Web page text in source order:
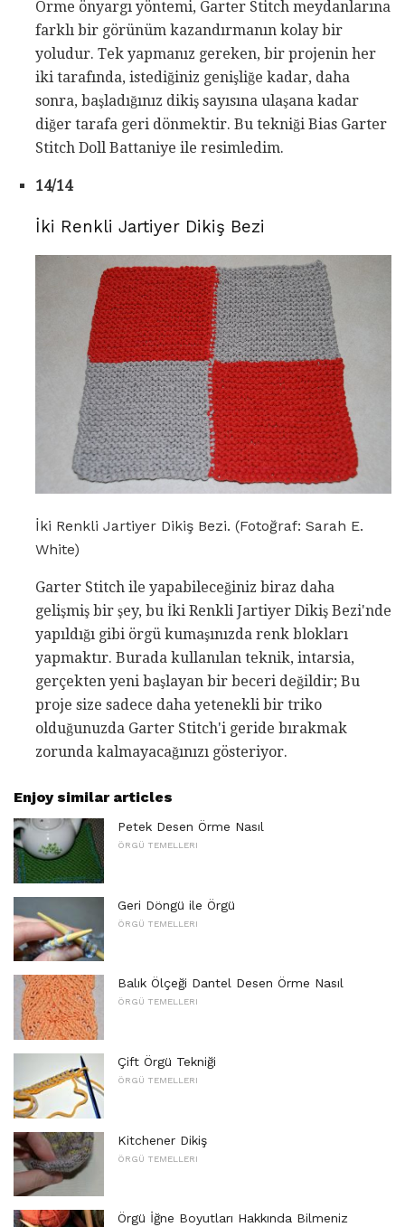
Örme önyargı yöntemi, Garter Stitch meydanlarına
farklı bir görünüm kazandırmanın kolay bir
yoludur. Tek yapmanız gereken, bir projenin her
iki tarafında, istediğiniz genişliğe kadar, daha
sonra, başladığınız dikiş sayısına ulaşana kadar
diğer tarafa geri dönmektir. Bu tekniği Bias Garter
Stitch Doll Battaniye ile resimledim.
14/14
İki Renkli Jartiyer Dikiş Bezi
İki Renkli Jartiyer Dikiş Bezi. (Fotoğraf: Sarah E.
White)
Garter Stitch ile yapabileceğiniz biraz daha
gelişmiş bir şey, bu İki Renkli Jartiyer Dikiş Bezi'nde
yapıldığı gibi örgü kumaşınızda renk blokları
yapmaktır. Burada kullanılan teknik, intarsia,
gerçekten yeni başlayan bir beceri değildir; Bu
proje size sadece daha yetenekli bir triko
olduğunuzda Garter Stitch'i geride bırakmak
zorunda kalmayacağınızı gösteriyor.
Enjoy similar articles
Petek Desen Örme Nasıl
ÖRGÜ TEMELLERI
Geri Döngü ile Örgü
ÖRGÜ TEMELLERI
Balık Ölçeği Dantel Desen Örme Nasıl
ÖRGÜ TEMELLERI
Çift Örgü Tekniği
ÖRGÜ TEMELLERI
Kitchener Dikiş
ÖRGÜ TEMELLERI
Örgü İğne Boyutları Hakkında Bilmeniz